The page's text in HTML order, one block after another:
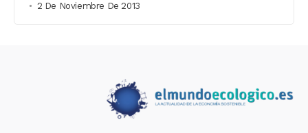
2 De Noviembre De 2013